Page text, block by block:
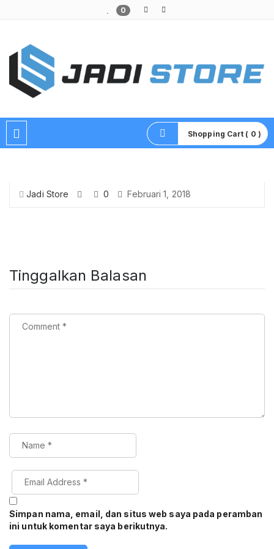
0
Shopping Cart ( 0 )
Jadi Store 0 Februari 1, 2018
Tinggalkan Balasan
Simpan nama, email, dan situs web saya pada peramban
ini untuk komentar saya berikutnya.